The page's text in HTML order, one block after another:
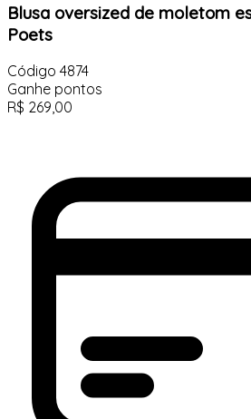
Blusa oversized de moletom
Poets
Código 4874
Ganhe pontos
R$ 269,00